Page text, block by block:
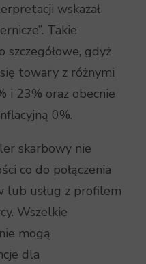
wskazał
Takie
szczegółowe, gdyż
towary z różnymi
i 23% oraz obecnie
0%.
skarbowy nie
co do połączenia
lub usług z profilem
Wszelkie
mogą
dla